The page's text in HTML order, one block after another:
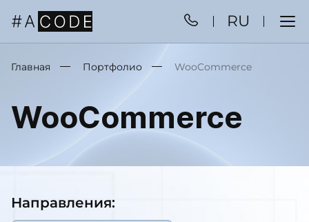
RU
Главная Портфолио WooCommerce
WooCommerce
Направления: